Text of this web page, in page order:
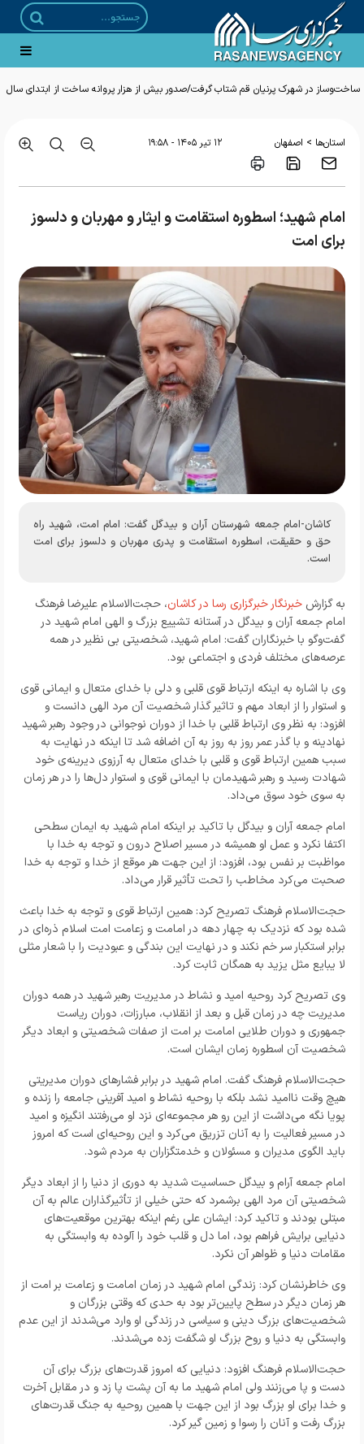
ساخت‌وساز در شهرک پرنیان قم شتاب گرفت/صدور بیش از هزار پروانه ساخت از ابتدای سال
استان‌ها > اصفهان ۱۲ تير ۱۴۰۵ - ۱۹:۵۸
امام شهید؛ اسطوره‌ استقامت و ایثار و مهربان و دلسوز
برای امت
کاشان-امام جمعه شهرستان آران و بیدگل گفت: امام امت، شهید راه
حق و حقیقت، اسطوره استقامت و پدری مهربان و دلسوز برای امت
است.
به گزارش خبرنگار خبرگزاری رسا در کاشان، حجت‌الاسلام علیرضا فرهنگ
امام جمعه آران و بیدگل در آستانه تشییع بزرگ و الهی امام شهید در
گفت‌و‌گو با خبرنگاران گفت: امام شهید، شخصیتی بی نظیر در همه
عرصه‌های مختلف فردی و اجتماعی بود.
وی با اشاره به اینکه ارتباط قوی قلبی و دلی با خدای متعال و ایمانی قوی
و استوار را از ابعاد مهم و تاثیر گذار شخصیت آن مرد الهی دانست و
افزود: به نظر وی ارتباط قلبی با خدا از دوران نوجوانی در وجود رهبر شهید
نهادینه و با گذر عمر روز به روز به آن اضافه شد تا اینکه در نهایت به
سبب همین ارتباط قوی و قلبی با خدای متعال به آرزوی دیرینه‌ی خود
شهادت رسید و رهبر شهیدمان با ایمانی قوی و استوار دل‌ها را در هر زمان
به سوی خود سوق می‌داد.
امام جمعه آران و بیدگل با تاکید بر اینکه امام شهید به ایمان سطحی
اکتفا نکرد و عمل او همیشه در مسیر اصلاح درون و توجه به خدا با
مواظبت بر نفس بود، افزود: از این جهت هر موقع از خدا و توجه به خدا
صحبت می‌کرد مخاطب را تحت تأثیر قرار می‌داد.
حجت‌الاسلام فرهنگ تصریح کرد: همین ارتباط قوی و توجه به خدا باعث
شده بود که نزدیک به چهار دهه در امامت و زعامت امت اسلام ذره‌ای در
برابر استکبار سر خم نکند و در نهایت این بندگی و عبودیت را با شعار مثلی
لا یبایع مثل یزید به همگان ثابت کرد.
وی تصریح کرد روحیه امید و نشاط در مدیریت رهبر شهید در همه دوران
مدیریت چه در زمان قبل و بعد از انقلاب، مبارزات، دوران ریاست
جمهوری و دوران طلایی امامت بر امت از صفات شخصیتی و ابعاد دیگر
شخصیت آن اسطوره زمان ایشان است.
حجت‌الاسلام فرهنگ گفت. امام شهید در برابر فشار‌های دوران مدیریتی
هیچ وقت ناامید نشد بلکه با روحیه نشاط و امید آفرینی جامعه را زنده و
پویا نگه می‌داشت از این رو هر مجموعه‌ای نزد او می‌رفتند انگیزه و امید
در مسیر فعالیت را به آنان تزریق می‌کرد و این روحیه‌ای است که امروز
باید الگوی مدیران و مسئولان و خدمتگزاران به مردم شود.
امام جمعه آرام و بیدگل حساسیت شدید به دوری از دنیا را از ابعاد دیگر
شخصیتی آن مرد الهی برشمرد که حتی خیلی از تأثیرگذاران عالم به آن
مبتلی بودند و تاکید کرد: ایشان علی رغم اینکه بهترین موقعیت‌های
دنیایی برایش فراهم بود، اما دل و قلب خود را آلوده به وابستگی به
مقامات دنیا و ظواهر آن نکرد.
وی خاطرنشان کرد: زندگی امام شهید در زمان امامت و زعامت بر امت از
هر زمان دیگر در سطح پایین‌تر بود به حدی که وقتی بزرگان و
شخصیت‌های بزرگ دینی و سیاسی در زندگی او وارد می‌شدند از این عدم
وابستگی به دنیا و روح بزرگ او شگفت زده می‌شدند.
حجت‌الاسلام فرهنگ افزود: دنیایی که امروز قدرت‌های بزرگ برای آن
دست و پا می‌زنند ولی امام شهید ما به آن پشت پا زد و در مقابل آخرت
و خدا برای او بزرگ بود از این جهت با همین روحیه به جنگ قدرت‌های
بزرگ رفت و آنان را رسوا و زمین گیر کرد.